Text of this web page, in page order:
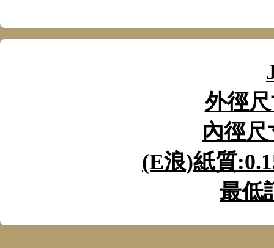
外徑
內徑尺
(E浪)紙質
最低